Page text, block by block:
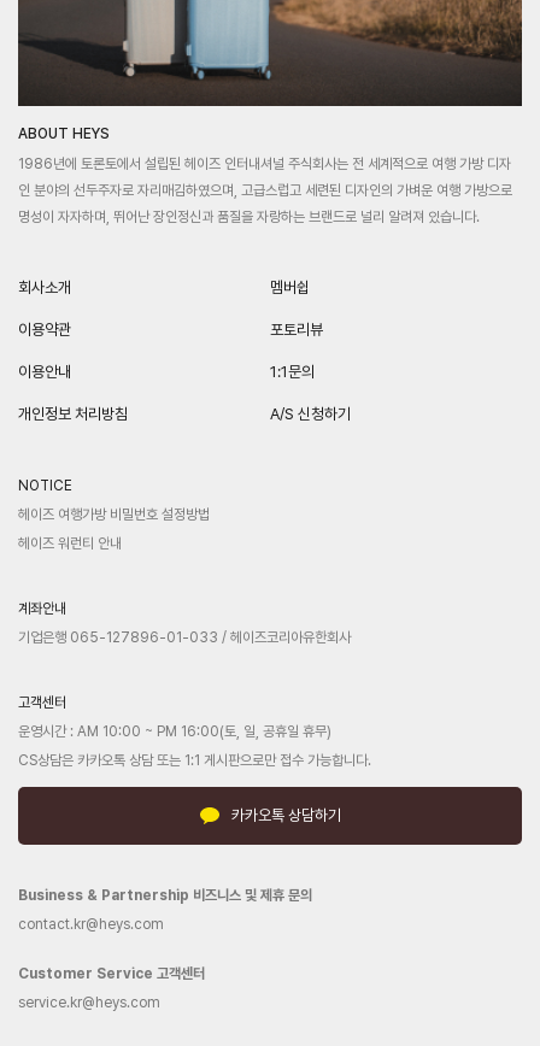
ABOUT HEYS
1986년에 토론토에서 설립된 헤이즈 인터내셔널 주식회사는 전 세계적으로 여행 가방 디자
인 분야의 선두주자로 자리매김하였으며, 고급스럽고 세련된 디자인의 가벼운 여행 가방으로
명성이 자자하며, 뛰어난 장인정신과 품질을 자랑하는 브랜드로 널리 알려져 있습니다.
회사소개
이용약관
이용안내
개인정보 처리방침
멤버쉽
포토리뷰
1:1문의
A/S 신청하기
NOTICE
헤이즈 여행가방 비밀번호 설정방법
헤이즈 워런티 안내
계좌안내
기업은행 065-127896-01-033 / 헤이즈코리아유한회사
고객센터
운영시간 : AM 10:00 ~ PM 16:00(토, 일, 공휴일 휴무)
CS상담은 카카오톡 상담 또는 1:1 게시판으로만 접수 가능합니다.
카카오톡 상담하기
Business & Partnership 비즈니스 및 제휴 문의
contact.kr@heys.com
Customer Service 고객센터
service.kr@heys.com